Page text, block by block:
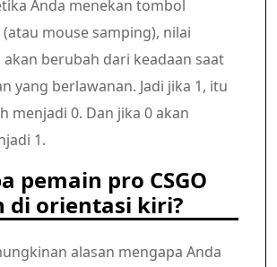
Anda menekan tombol
(atau mouse samping), nilai
akan berubah dari keadaan saat
yang berlawanan. Jadi jika 1, itu
menjadi 0. Dan jika 0 akan
1.
pemain pro CSGO
di orientasi kiri?
alasan mengapa Anda